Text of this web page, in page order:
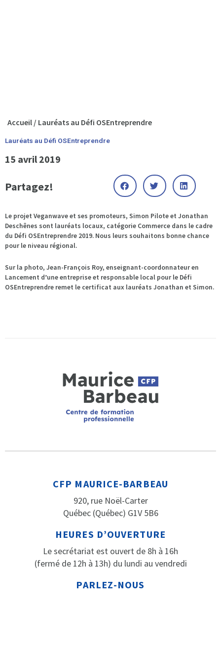
Accueil / Lauréats au Défi OSEntreprendre
Lauréats au Défi OSEntreprendre
15 avril 2019
Partagez!
Le projet Veganwave et ses promoteurs, Simon Pilote et Jonathan
Deschênes sont lauréats locaux, catégorie Commerce dans le cadre
du Défi OSEntreprendre 2019. Nous leurs souhaitons bonne chance
pour le niveau régional.
Sur la photo, Jean-François Roy, enseignant-coordonnateur en
Lancement d’une entreprise et responsable local pour le Défi
OSEntreprendre remet le certificat aux lauréats Jonathan et Simon.
CFP MAURICE-BARBEAU
920, rue Noël-Carter
Québec (Québec) G1V 5B6
HEURES D’OUVERTURE
Le secrétariat est ouvert de 8h à 16h
(fermé de 12h à 13h) du lundi au vendredi
PARLEZ-NOUS